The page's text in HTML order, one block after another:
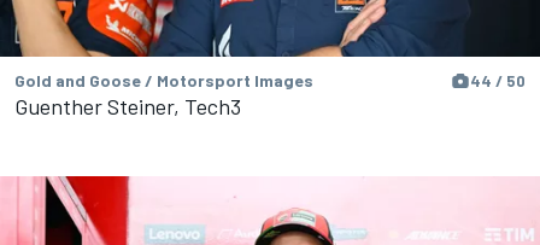
Gold and Goose / Motorsport Images 44 / 50
Guenther Steiner, Tech3